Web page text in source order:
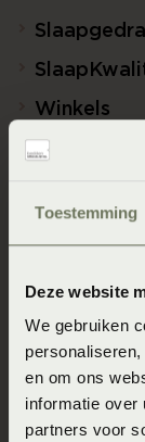
Toestemming
Deze website
We gebruiken
en om ons
informatie over
partners voor
Winkels
Assortiment
Slaapfysio
Duurzaam